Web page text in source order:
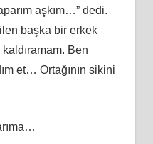
aşkım…” dedi.
başka bir erkek
Ben
et… Ortağının sikini